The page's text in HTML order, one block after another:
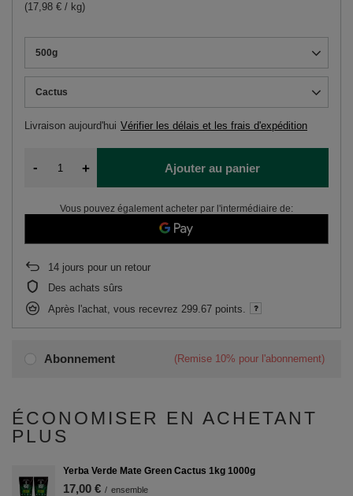
Abonnement (Remise 10% pour l'abonnement)
500g
Cactus
Livraison aujourd'hui Vérifier les délais et les frais d'expédition
(17,98 € / kg)
- + Ajouter au panier
Vous pouvez également acheter par l'intermédiaire de:
14 jours pour un retour
Des achats sûrs
Après l'achat, vous recevrez 299.67 points.
ÉCONOMISER EN ACHETANT
PLUS
Yerba Verde Mate Green Cactus 1kg 1000g
17,00 € / ensemble